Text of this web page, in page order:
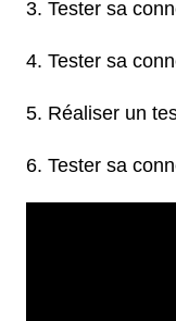
Tester sa
Tester sa
Réaliser un
Tester sa